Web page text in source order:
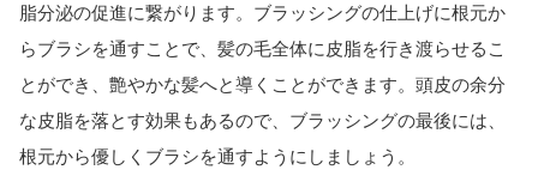
脂分泌の促進に繋がります。ブラッシングの仕上げに根元か
らブラシを通すことで、髪の毛全体に皮脂を行き渡らせるこ
とができ、艶やかな髪へと導くことができます。頭皮の余分
な皮脂を落とす効果もあるので、ブラッシングの最後には、
根元から優しくブラシを通すようにしましょう。